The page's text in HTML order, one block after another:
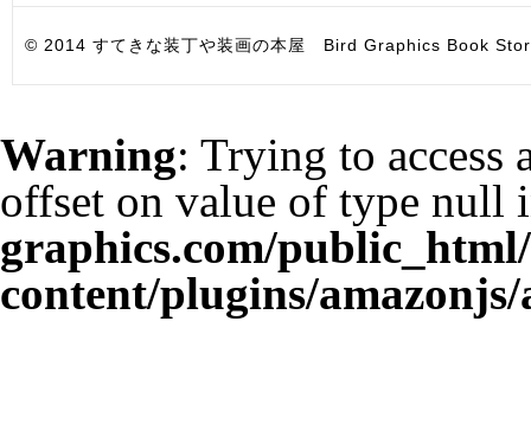
© 2014 すてきな装丁や装画の本屋 Bird Graphics Book
Warning: Trying to access
offset on value of type null
graphics.com/
content/plugins/